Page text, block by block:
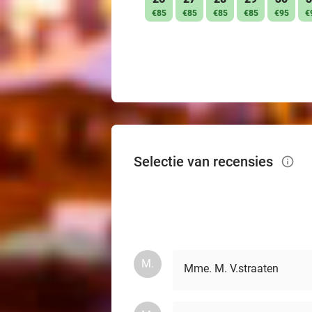
€85 €85 €85 €85 €95
Selectie van recensies info_outlined
M. Mme. M. V.straaten